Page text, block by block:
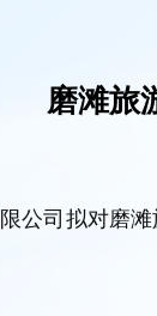
磨滩旅
公司拟对磨